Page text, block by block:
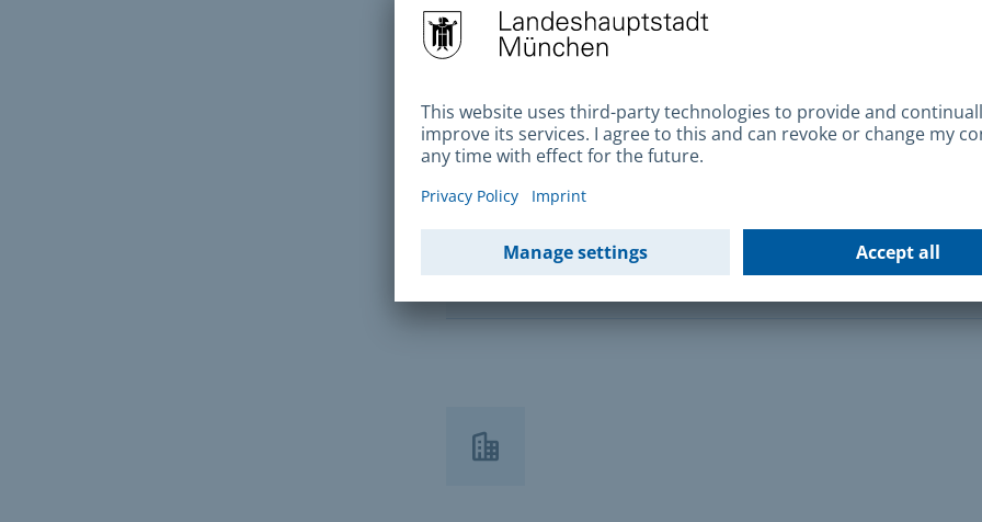
Evsiz insanlar için konaklama
Evsiz insanlar için sosyal danışmanlık
Evsizler için gece barınağı